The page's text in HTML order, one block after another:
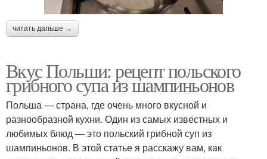
читать дальше →
Вкус Польши: рецепт польского
грибного супа из шампиньонов
Польша — страна, где очень много вкусной и
разнообразной кухни. Один из самых известных и
любимых блюд — это польский грибной суп из
шампиньонов. В этой статье я расскажу вам, как